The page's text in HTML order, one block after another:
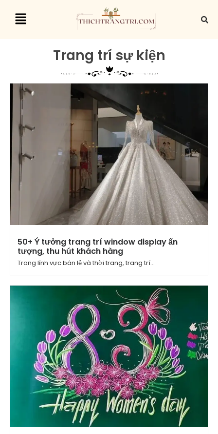
Trang trí sự kiện
50+ Ý tưởng trang trí window display ấn
tượng, thu hút khách hàng
Trong lĩnh vực bán lẻ và thời trang, trang trí...